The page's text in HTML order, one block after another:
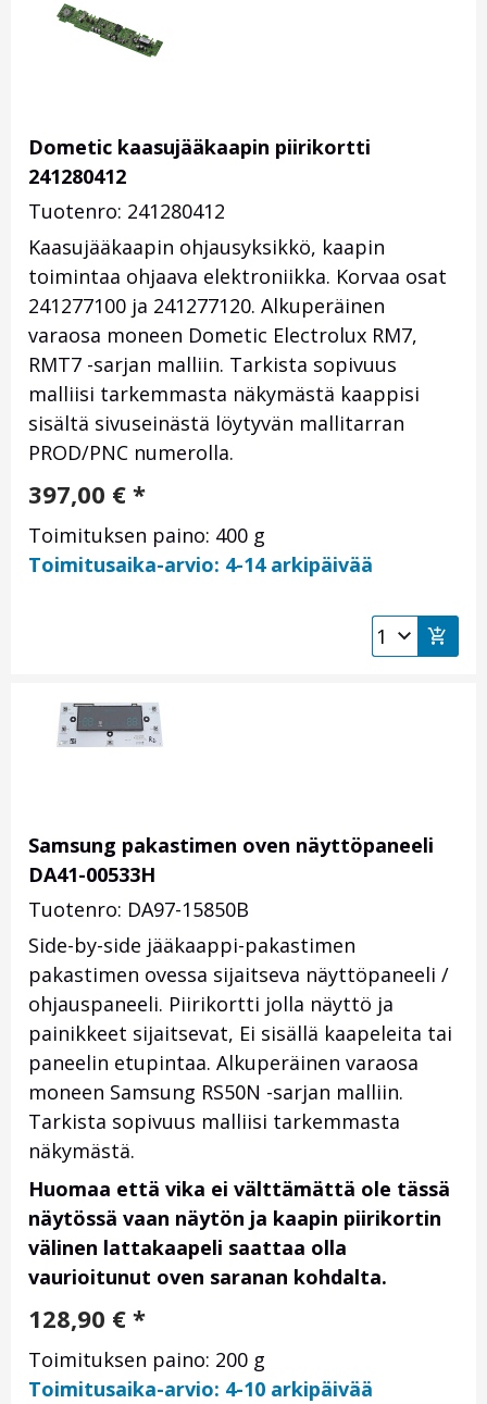
Dometic kaasujääkaapin piirikortti
241280412
Tuotenro: 241280412
Kaasujääkaapin ohjausyksikkö, kaapin
toimintaa ohjaava elektroniikka. Korvaa osat
241277100 ja 241277120. Alkuperäinen
varaosa moneen Dometic Electrolux RM7,
RMT7 -sarjan malliin. Tarkista sopivuus
malliisi tarkemmasta näkymästä kaappisi
sisältä sivuseinästä löytyvän mallitarran
PROD/PNC numerolla.
397,00 € *
Toimituksen paino: 400 g
Toimitusaika-arvio: 4-14 arkipäivää
Samsung pakastimen oven näyttöpaneeli
DA41-00533H
Tuotenro: DA97-15850B
Side-by-side jääkaappi-pakastimen
pakastimen ovessa sijaitseva näyttöpaneeli /
ohjauspaneeli. Piirikortti jolla näyttö ja
painikkeet sijaitsevat, Ei sisällä kaapeleita tai
paneelin etupintaa. Alkuperäinen varaosa
moneen Samsung RS50N -sarjan malliin.
Tarkista sopivuus malliisi tarkemmasta
näkymästä.
Huomaa että vika ei välttämättä ole tässä
näytössä vaan näytön ja kaapin piirikortin
välinen lattakaapeli saattaa olla
vaurioitunut oven saranan kohdalta.
128,90 € *
Toimituksen paino: 200 g
Toimitusaika-arvio: 4-10 arkipäivää